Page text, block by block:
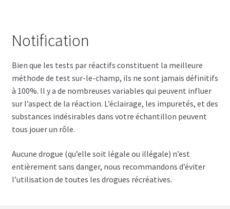
Notification
Bien que les tests par réactifs constituent la meilleure
méthode de test sur-le-champ, ils ne sont jamais définitifs
à 100%. Il y a de nombreuses variables qui peuvent influer
sur l’aspect de la réaction. L’éclairage, les impuretés, et des
substances indésirables dans votre échantillon peuvent
tous jouer un rôle.
Aucune drogue (qu’elle soit légale ou illégale) n’est
entièrement sans danger, nous recommandons d’éviter
l’utilisation de toutes les drogues récréatives.